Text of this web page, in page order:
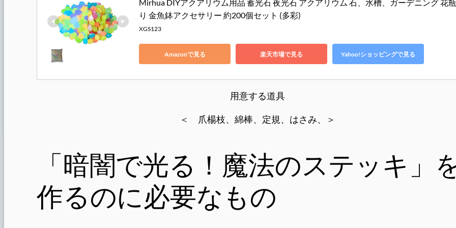
Mirhua DIYアクアリウム用品 蓄光石 夜光石 アクアリウム 石、水槽、ガーデニング 花
り 金魚鉢アクセサリー 約200個セット (多彩)
XGS123
Amazonで見る 楽天市場で見る Yahoo!ショッピングで見る
用意する道具
＜ 爪楊枝、綿棒、定規、はさみ、＞
「暗闇で光る！魔法のステッキ」
作るのに必要なもの